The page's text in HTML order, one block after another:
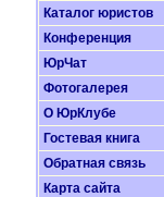
Каталог юристов
Конференция
ЮрЧат
Фотогалерея
О ЮрКлубе
Гостевая книга
Обратная связь
Карта сайта